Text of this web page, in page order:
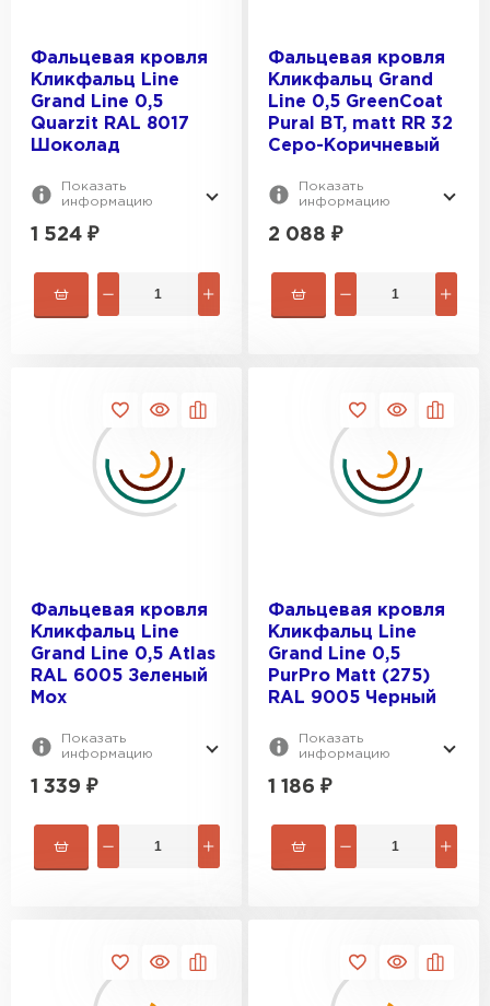
Фальцевая кровля
Кликфальц Line
Grand Line 0,5
Quarzit RAL 8017
Шоколад
Показать
информацию
1 524 ₽
Фальцевая кровля
Кликфальц Grand
Line 0,5 GreenCoat
Pural BT, matt RR 32
Серо-Коричневый
Показать
информацию
2 088 ₽
Фальцевая кровля
Кликфальц Line
Grand Line 0,5 Atlas
RAL 6005 Зеленый
Мох
Показать
информацию
1 339 ₽
Фальцевая кровля
Кликфальц Line
Grand Line 0,5
PurPro Matt (275)
RAL 9005 Черный
Показать
информацию
1 186 ₽